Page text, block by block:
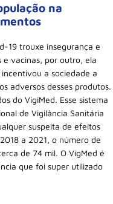
na
19 trouxe insegurança e
e vacinas, por outro, ela
a sociedade a
adversos desses produtos.
do VigiMed. Esse sistema
de Vigilância Sanitária
suspeita de efeitos
a 2021, o número de
de 74 mil. O VigMed é
que foi super utilizado